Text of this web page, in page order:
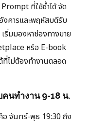
ที่ใช้ซ้ำได้ จัด
งคารและพฤหัสบดีรับ
มมองหาช่องทางขาย
หรือ E-book
ไม่ต้องทำงานตลอด
คนทำงาน 9-18 น.
อ จันทร์-พุธ 19:30 ถึง